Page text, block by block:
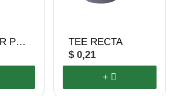
ADAPTADOR PVC RH
TEE RECTA
$ 0,21
+